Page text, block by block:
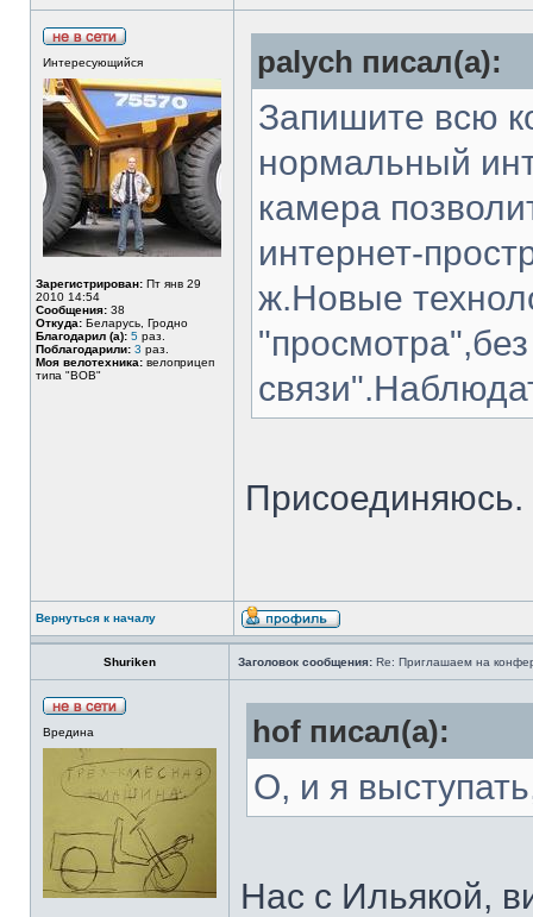
Интересующийся
Зарегистрирован: Пт янв 29
2010 14:54
Сообщения: 38
Откуда: Беларусь, Гродно
Благодарил (а): 5 раз.
Поблагодарили: 3 раз.
Моя велотехника: велоприцеп
типа "BOB"
palych писал(а):
Запишите всю
нормальный
камера
интернет-
ж.Новые
Присоединяюсь.
Вернуться к началу
Shuriken Заголовок сообщения: Re: Приглашаем на
Вредина hof писал(а):
О, и я
Нас с Ильякой,